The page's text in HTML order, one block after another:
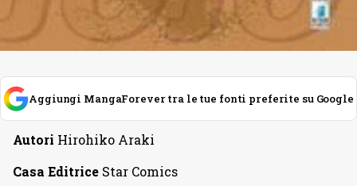
Aggiungi MangaForever tra le tue fonti preferite su Google
Autori Hirohiko Araki
Casa Editrice Star Comics